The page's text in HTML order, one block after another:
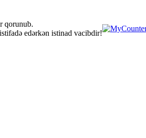
qorunub.
edərkən istinad vacibdir!